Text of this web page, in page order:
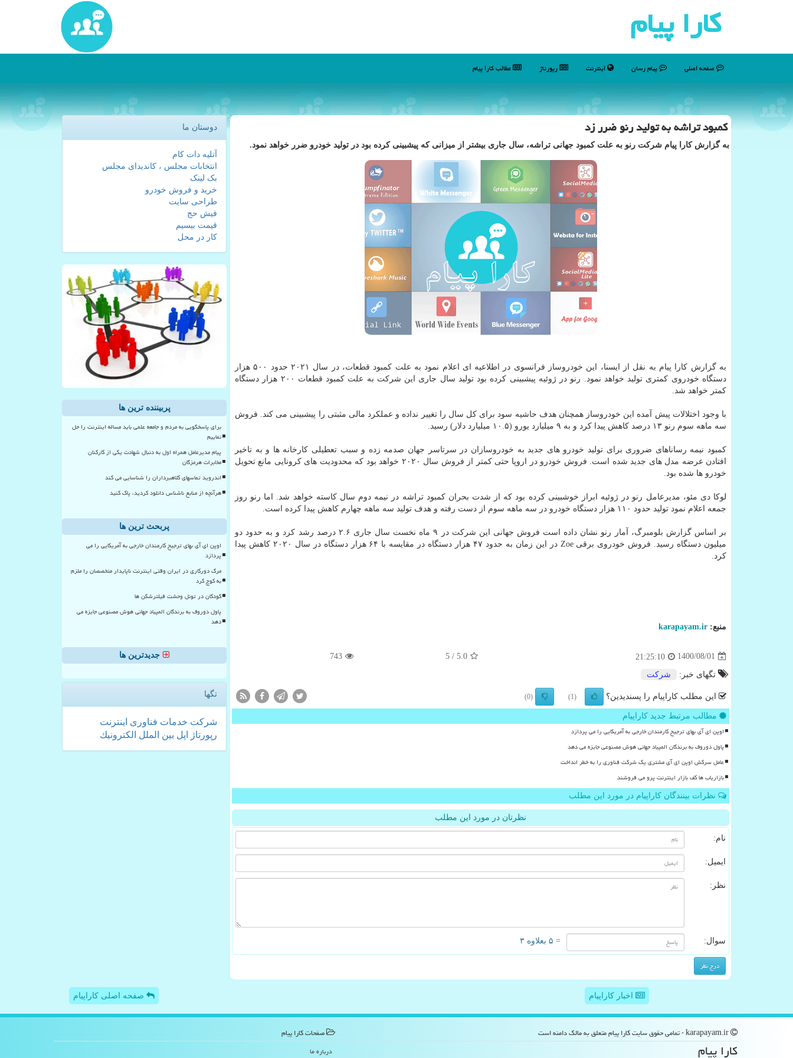
كارا پیام
صفحه اصلی پیام رسان اینترنت رپورتاژ مطالب كارا پیام
کمبود تراشه به تولید رنو ضرر زد
به گزارش کارا پیام شرکت رنو به علت کمبود جهانی تراشه، سال جاری بیشتر از میزانی که پیشبینی کرده بود در تولید خودرو ضرر خواهد نمود.
به گزارش کارا پیام به نقل از ایسنا، این خودروساز فرانسوی در اطلاعیه ای اعلام نمود به علت کمبود قطعات، در سال ۲۰۲۱ حدود ۵۰۰ هزار
دستگاه خودروی کمتری تولید خواهد نمود. رنو در ژوئیه پیشبینی کرده بود تولید سال جاری این شرکت به علت کمبود قطعات ۲۰۰ هزار دستگاه
کمتر خواهد شد.
با وجود اختلالات پیش آمده این خودروساز همچنان هدف حاشیه سود برای کل سال را تغییر نداده و عملکرد مالی مثبتی را پیشبینی می کند. فروش
سه ماهه سوم رنو ۱۳ درصد کاهش پیدا کرد و به ۹ میلیارد یورو (۱۰.۵ میلیارد دلار) رسید.
کمبود نیمه رساناهای ضروری برای تولید خودرو های جدید به خودروسازان در سرتاسر جهان صدمه زده و سبب تعطیلی کارخانه ها و به تاخیر
افتادن عرضه مدل های جدید شده است. فروش خودرو در اروپا حتی کمتر از فروش سال ۲۰۲۰ خواهد بود که محدودیت های کرونایی مانع تحویل
خودرو ها شده بود.
لوکا دی مئو، مدیرعامل رنو در ژوئیه ابراز خوشبینی کرده بود که از شدت بحران کمبود تراشه در نیمه دوم سال کاسته خواهد شد. اما رنو روز
جمعه اعلام نمود تولید حدود ۱۱۰ هزار دستگاه خودرو در سه ماهه سوم از دست رفته و هدف تولید سه ماهه چهارم کاهش پیدا کرده است.
بر اساس گزارش بلومبرگ، آمار رنو نشان داده است فروش جهانی این شرکت در ۹ ماه نخست سال جاری ۲.۶ درصد رشد کرد و به حدود دو
میلیون دستگاه رسید. فروش خودروی برقی Zoe در این زمان به حدود ۴۷ هزار دستگاه در مقایسه با ۶۴ هزار دستگاه در سال ۲۰۲۰ کاهش پیدا
کرد.
منبع: karapayam.ir
1400/08/01
21:25:10
5.0
/ 5
743
تگهای خبر: شركت
این مطلب کاراپیام را پسندیدین؟ (1)
(0)
مطالب مرتبط جدید کاراپیام
اوپن ای آی بهای ترجیح کارمندان خارجی به آمریکایی را می پردازد
پاول دوروف به برندگان المپیاد جهانی هوش مصنوعی جایزه می دهد
عامل سرکش اوپن ای آی مشتری یک شرکت فناوری را به خطر انداخت
بازاریاب ها کف بازار اینترنت پرو می فروشند
نظرات بینندگان کاراپیام در مورد این مطلب
نظرتان در مورد این مطلب
نام:
ایمیل:
نظر:
سوال: = ۵ بعلاوه ۳
دوستان ما
آتلیه دات کام
انتخابات مجلس ، کاندیدای مجلس
بک لینک
خرید و فروش خودرو
طراحی سایت
فیش حج
قیمت بیسیم
کار در محل
پربیننده ترین ها
برای پاسخگویی به مردم و جامعه علمی باید مساله اینترنت را حل
نماییم
پیام مدیرعامل همراه اول به دنبال شهادت یکی از کارکنان
مخابرات هرمزگان
اندروید تماسهای کلاهبرداران را شناسایی می کند
هرآنچه از منابع ناشناس دانلود کردید، پاک کنید
پربحث ترین ها
اوپن ای آی بهای ترجیح کارمندان خارجی به آمریکایی را می
پردازد
مرگ دورکاری در ایران وقتی اینترنت ناپایدار متخصصان را ملزم
به کوچ کرد
کودکان در تونل وحشت فیلترشکن ها
پاول دوروف به برندگان المپیاد جهانی هوش مصنوعی جایزه می
دهد
جدیدترین ها
تگها
شركت خدمات فناوری اینترنت
رپورتاژ
اپل بین الملل الكترونیك
اخبار کاراپیام صفحه اصلی کاراپیام
كارا پیام
صفحات كارا پیام
درباره ما